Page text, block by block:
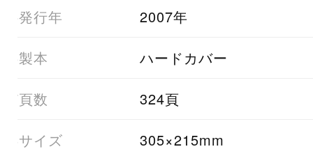
05発行年 2007年
06製本 ハードカバー
07頁数 324頁
08サイズ 305×215mm